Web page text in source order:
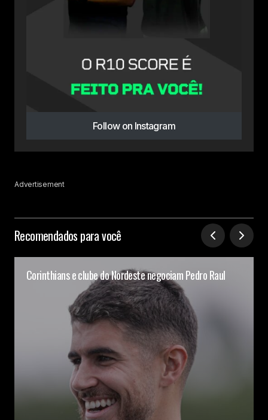
Follow on Instagram
Advertisement
Recomendados para você
Corinthians e clube do Nordeste negociam Pedro Raul